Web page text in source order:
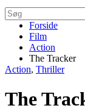
Forside
Film
Action
The Tracker
Action, Thriller
The